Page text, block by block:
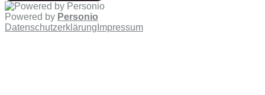
Powered by Personio
Datenschutzerklärung Impressum